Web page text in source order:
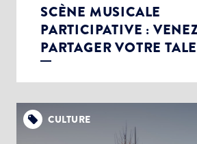
SCÈNE MUSICALE
PARTICIPATIVE :
PARTAGER VOTRE
CULTURE